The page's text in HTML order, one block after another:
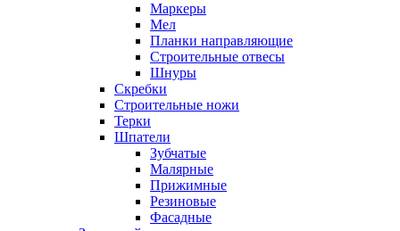
Маркеры
Мел
Планки направляющие
Строительные отвесы
Шнуры
Скребки
Строительные ножи
Терки
Шпатели
Зубчатые
Малярные
Прижимные
Резиновые
Фасадные